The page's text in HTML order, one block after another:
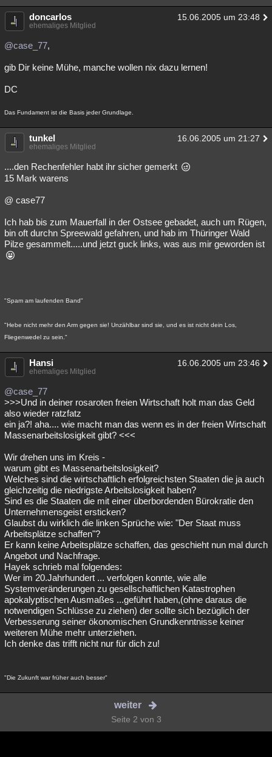
doncarlos 15.06.2005 um 23:48
ehemaliges Mitglied
@case_77,
gib Dir keine Mühe, manche wollen nix dazu lernen!
DC
Das Fundament ist die Basis jeder Grundlage.
tunkel 16.06.2005 um 21:27
ehemaliges Mitglied
....den Rechenfehler habt ihr sicher gemerkt
15 Mark warens
@ case77
Ich hab bis zum Mauerfall in der Ostsee gebadet, auch um Rügen,
bin oft durchn Spreewald gefahren, und hab im Thüringer Wald
Pilze gesammelt.....und jetzt guck links, was aus mir geworden ist
"Spam am laufenden Band"
"Hebe nicht mehr den Arm gegen sie! Unzählbar sind sie, und es ist nicht dein Los,
Fliegenwedel zu sein."
Hansi 16.06.2005 um 23:46
ehemaliges Mitglied
@case_77
>>>Und in deiner rosaroten freien Wirtschaft holt man das Geld
also wieder ratzfatz
ein ja?! aha.... wie macht man das wenn es in der freien Wirtschaft
Massenarbeitslosigkeit gibt? <<<
Wir drehen uns im Kreis -
warum gibt es Massenarbeitslosigkeit?
Welches sind die wirtschaftlich erfolgreichsten Staaten die ja auch
gleichzeitig die niedrigste Arbeitslosigkeit haben?
Sind es die Staaten die mit einer überbordenden Bürokratie den
Unternehmensgeist ersticken?
Glaubst du wirklich die linken Sprüche wie: "Der Staat muss
Arbeitsplätze schaffen"?
Er kann keine Arbeitsplätze schaffen, das geschieht nun mal durch
Angebot und Nachfrage.
Hayek schrieb mal folgendes:
Wer im 20.Jahrhundert ... verfolgen konnte, wie alle
Systemveränderungen zu gesellschaftlichen Katastrophen
apokalyptischen Ausmaßes ...geführt haben,(ohne daraus die
notwendigen Schlüsse zu ziehen) der sollte sich bezüglich der
Verbesserung seiner ökonomischen Grundkenntnisse keiner
weiteren Mühe mehr unterziehen.
Ich denke das trifft nicht nur für dich zu!
"Die Zukunft war früher auch besser"
weiter
Seite 2 von 3